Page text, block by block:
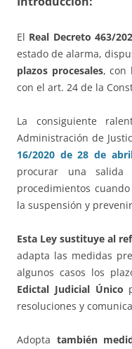
El Real Decreto 463/
estado de alarma,
plazos procesales, con
con el art. 24 de la
La consiguiente
Administración de
16/2020 de 28 de
procurar una
procedimientos
la suspensión y
Esta Ley sustituye al
adapta las medidas
algunos casos los
Edictal Judicial Único
resoluciones y
Adopta también